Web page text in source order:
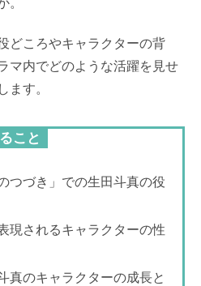
。
どころやキャラクターの背
マ内でどのような活躍を見せ
ます。
こと
つづき」での生田斗真の役
現されるキャラクターの性
真のキャラクターの成長と